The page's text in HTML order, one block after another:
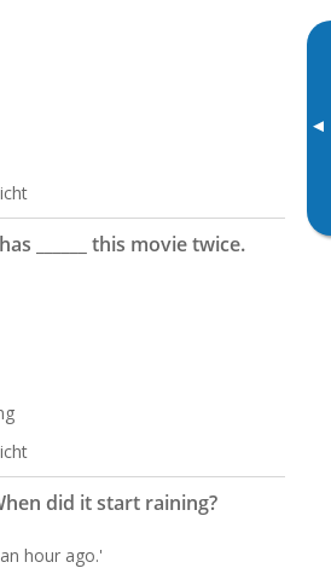
▸
______ this movie twice.
did it start raining?
hour ago.'